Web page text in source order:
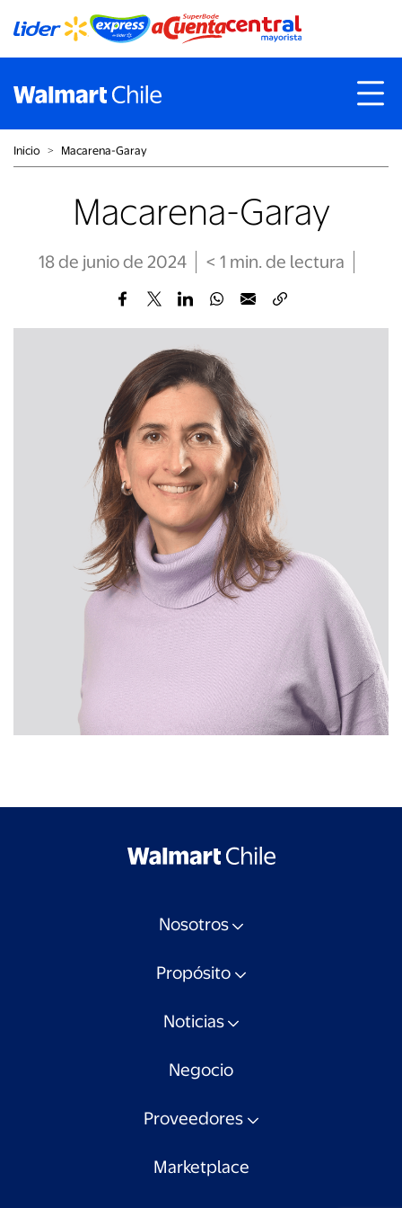
Inicio ˃ Macarena-Garay
Macarena-Garay
18 de junio de 2024 < 1 min. de lectura
Nosotros
Propósito
Noticias
Negocio
Proveedores
Marketplace